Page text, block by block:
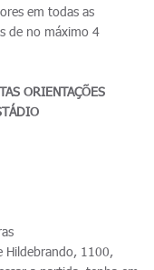
em todas as
de no máximo 4
ORIENTAÇÕES
Hildebrando, 1100,